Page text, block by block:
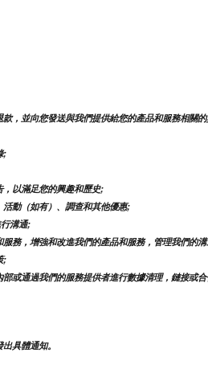
，並向您發送與我們提供給您的產品和服務相關
;
以滿足您的興趣和歷史;
動（如有）、調查和其他優惠;
溝通;
務，增強和改進我們的產品和服務，管理我們
;
或通過我們的服務提供者進行數據清理，鏈接或合
具體通知。